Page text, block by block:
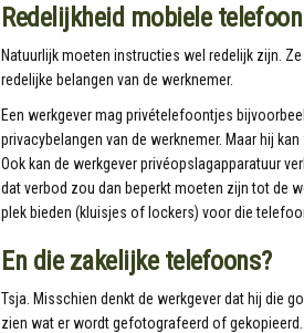
Redelijkheid mobiele telefoon
Natuurlijk moeten instructies wel redelijk zijn.
redelijke belangen van de werknemer.
Een werkgever mag privételefoontjes
privacybelangen van de werknemer. Maar hij
Ook kan de werkgever privéopslagapparatuur
dat verbod zou dan beperkt moeten zijn tot de
plek bieden (kluisjes of lockers) voor die
En die zakelijke telefoons?
Tsja. Misschien denkt de werkgever dat hij die
zien wat er wordt gefotografeerd of